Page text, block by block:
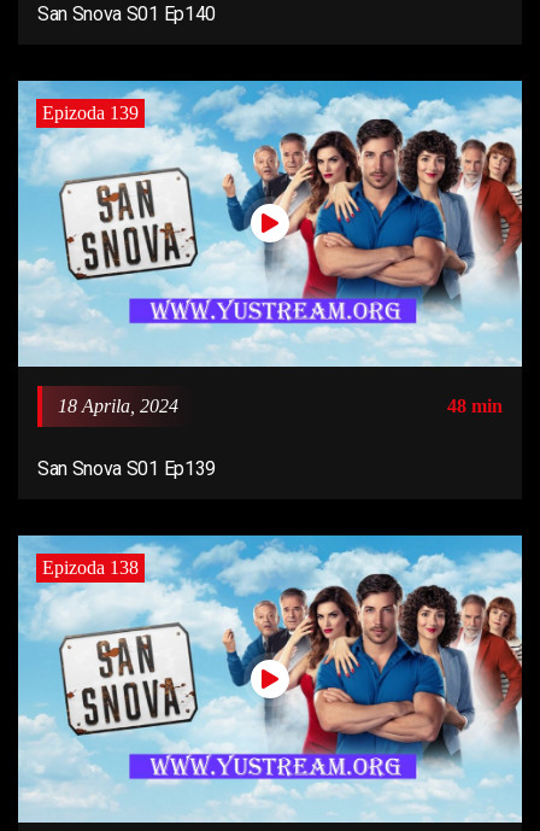
San Snova S01 Ep140
Epizoda 139
18 Aprila, 2024 48 min
San Snova S01 Ep139
Epizoda 138